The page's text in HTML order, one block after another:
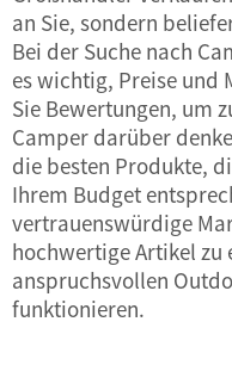
an Sie, sondern
Bei der Suche nach
es wichtig, Preise und
Sie Bewertungen, um
Camper darüber
die besten Produkte,
Ihrem Budget
vertrauenswürdige
hochwertige Artikel
anspruchsvollen
funktionieren.